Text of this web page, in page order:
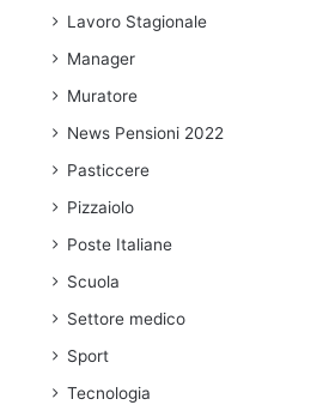
Lavoro Stagionale
Manager
Muratore
News Pensioni 2022
Pasticcere
Pizzaiolo
Poste Italiane
Scuola
Settore medico
Sport
Tecnologia